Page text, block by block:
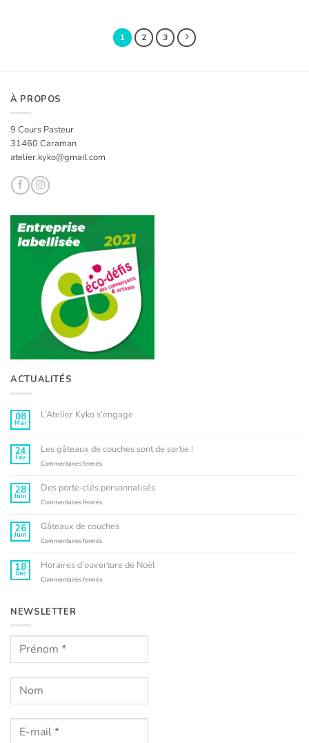
1 2 3
À PROPOS
9 Cours Pasteur
31460 Caraman
atelier.kyko@gmail.com
ACTUALITÉS
08
Mar
L’Atelier Kyko s’engage
L’Atelier
Kyko
s’engage
24
Fév
Les gâteaux de couches sont de sortie !
Commentaires ferméssur
de
couches
de
sortie
!
28
Juin
Des porte-clés personnalisés
Commentaires ferméssur
porte-
clés
personnalisés
26
Juin
Gâteaux de couches
Commentaires ferméssur
couches
18
Déc
Horaires d’ouverture de Noël
Commentaires ferméssur
NEWSLETTER